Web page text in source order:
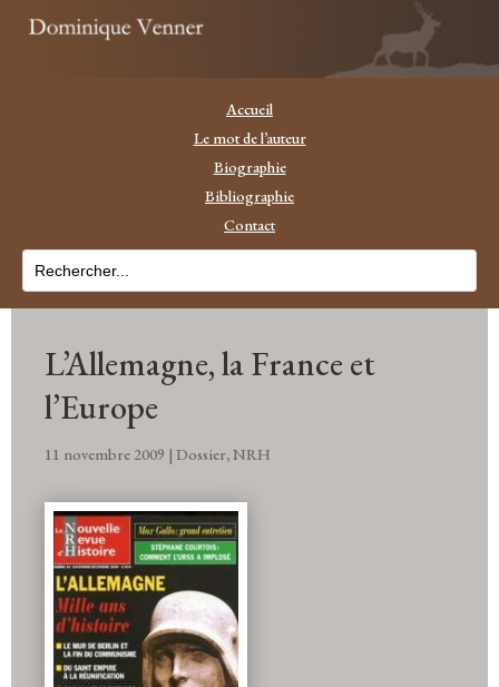
Accueil
Le mot de l’auteur
Biographie
Bibliographie
Contact
L’Allemagne, la France et
l’Europe
11 novembre 2009 | Dossier,NRH